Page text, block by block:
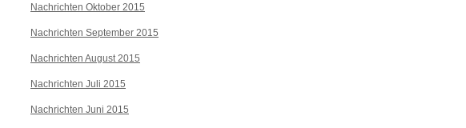
Nachrichten Oktober 2015
Nachrichten September 2015
Nachrichten August 2015
Nachrichten Juli 2015
Nachrichten Juni 2015